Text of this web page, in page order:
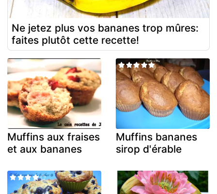
Ne jetez plus vos bananes trop mûres:
faites plutôt cette recette!
Muffins aux fraises
et aux bananes
Muffins bananes
sirop d'érable